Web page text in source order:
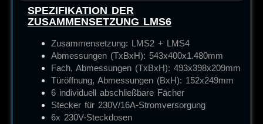
SPEZIFIKATION DER
ZUSAMMENSETZUNG LMS6
Zusammensetzung: LMS2 + LMS4
Abmessungen (TxBxH): 543x400x1.480mm
Fach, Abmessungen (TxBxH): 493x398x209mm
Türöffnung, Abmessungen (BxH): 152x249mm
6 individuell abschließbare Fächer
Stecker für 230V/16A-Stromversorgung
6x 230V-Steckdosen